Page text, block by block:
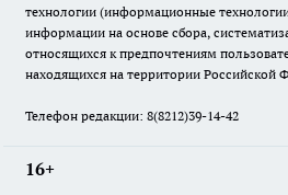
технологии (информационные
информации на основе сбора,
относящихся к предпочтениям
находящихся на территории Российской
Телефон редакции: 8(8212)39-14-42
16+